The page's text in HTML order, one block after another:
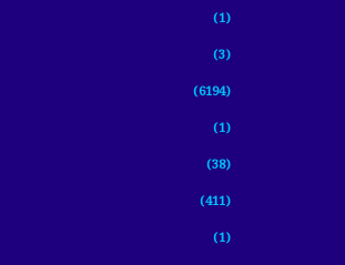
(1)
(3)
(6194)
(1)
(38)
(411)
(1)